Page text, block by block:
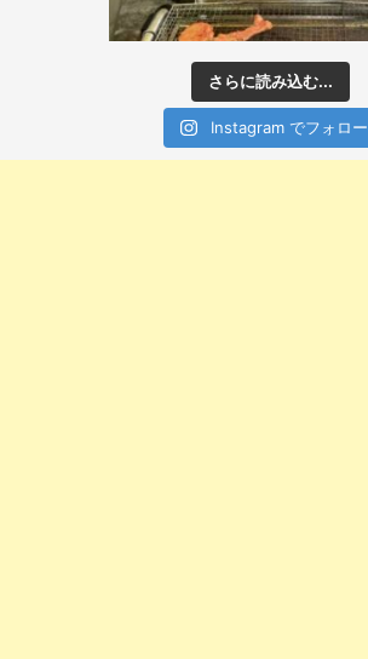
さらに読み込む...
Instagram でフォロー